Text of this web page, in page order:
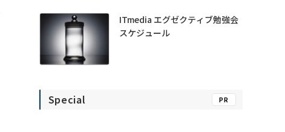
ITmedia エグゼクティブ勉強会
スケジュール
Special PR